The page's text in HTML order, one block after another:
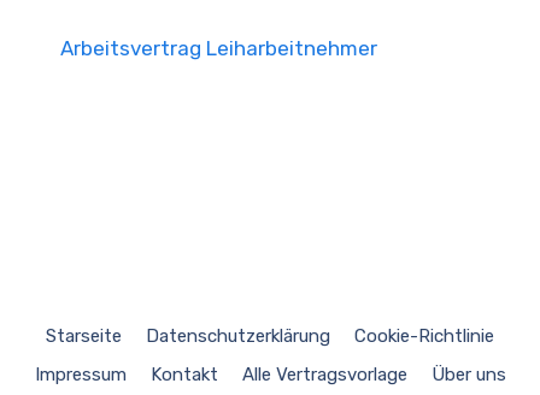
Arbeitsvertrag Leiharbeitnehmer
Starseite Datenschutzerklärung
Cookie-Richtlinie
Impressum
Kontakt Alle Vertragsvorlage Über uns